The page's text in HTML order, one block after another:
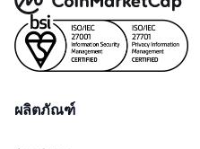
ผลิตภัณฑ์